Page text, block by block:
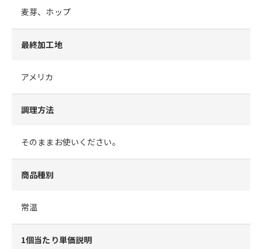
麦芽、ホップ
最終加工地
アメリカ
調理方法
そのままお使いください。
商品種別
常温
1個当たり単価説明